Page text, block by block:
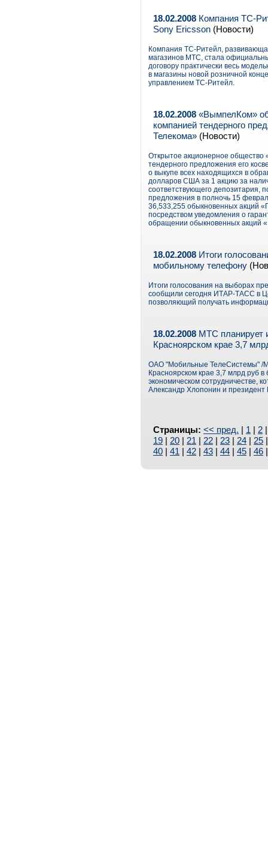
18.02.2008 Компания ТС-
Sony Ericsson (Новости)
Компания ТС-Ритейл,
магазинов МТС, стала
договору практически весь
в магазины новой розничной
управлением ТС-Ритейл.
18.02.2008 «ВымпелКом»
компанией тендерного
Телекома» (Новости)
Открытое акционерное
тендерного предложения его
о выкупе всех находящихся в
долларов США за 1 акцию за
соответствующего депозитария,
предложения в полночь 15
36,533,255 обыкновенных акций
посредством уведомления о
обращении обыкновенных акций
18.02.2008 Итоги
мобильному телефону
Итоги голосования на выборах
сообщили сегодня ИТАР-ТАСС в
позволяющий получать
18.02.2008 МТС планирует
Красноярском крае 3,7
ОАО "Мобильные ТелеСистемы" /
Красноярском крае 3,7 млрд руб
экономическом сотрудничестве,
Александр Хлопонин и
Страницы: << пред. | 1 | 2
19 | 20 | 21 | 22 | 23 | 24 | 25
40 | 41 | 42 | 43 | 44 | 45 | 46